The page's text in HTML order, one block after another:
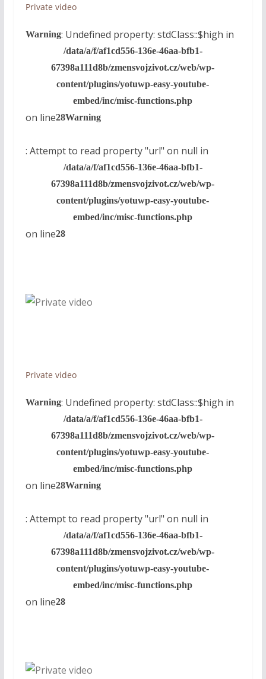
Private video
Warning: Undefined property: stdClass::$high in
/data/a/f/af1cd556-136e-46aa-bfb1-
67398a111d8b/zmensvojzivot.cz/web/wp-
content/plugins/yotuwp-easy-youtube-
embed/inc/misc-functions.php
on line28Warning
: Attempt to read property "url" on null in
/data/a/f/af1cd556-136e-46aa-bfb1-
67398a111d8b/zmensvojzivot.cz/web/wp-
content/plugins/yotuwp-easy-youtube-
embed/inc/misc-functions.php
on line28
Private video
Warning: Undefined property: stdClass::$high in
/data/a/f/af1cd556-136e-46aa-bfb1-
67398a111d8b/zmensvojzivot.cz/web/wp-
content/plugins/yotuwp-easy-youtube-
embed/inc/misc-functions.php
on line28Warning
: Attempt to read property "url" on null in
/data/a/f/af1cd556-136e-46aa-bfb1-
67398a111d8b/zmensvojzivot.cz/web/wp-
content/plugins/yotuwp-easy-youtube-
embed/inc/misc-functions.php
on line28